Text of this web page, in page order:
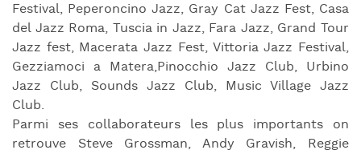
Festival, Peperoncino Jazz, Gray Cat Jazz Fest, Casa
del Jazz Roma, Tuscia in Jazz, Fara Jazz, Grand Tour
Jazz fest, Macerata Jazz Fest, Vittoria Jazz Festival,
Gezziamoci a Matera,Pinocchio Jazz Club, Urbino
Jazz Club, Sounds Jazz Club, Music Village Jazz
Club.
Parmi ses collaborateurs les plus importants on
retrouve Steve Grossman, Andy Gravish, Reggie